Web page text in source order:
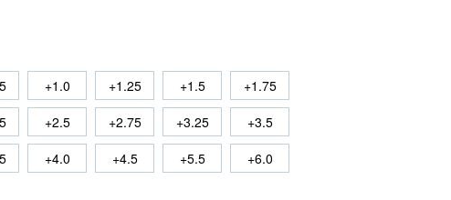
+1.0 +1.25 +1.5
+1.75
+2.5 +2.75 +3.25
+3.5
+4.0 +4.5 +5.5 +6.0